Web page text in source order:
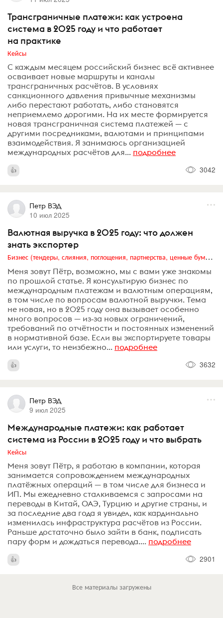
Трансграничные платежи: как устроена
система в 2025 году и что работает
на практике
Кейсы
С каждым месяцем российский бизнес всё активнее
осваивает новые маршруты и каналы
трансграничных расчётов. В условиях
санкционного давления привычные механизмы
либо перестают работать, либо становятся
неприемлемо дорогими. На их месте формируется
новая трансграничная система платежей — с
другими посредниками, валютами и принципами
взаимодействия. Я занимаюсь организацией
международных расчётов для... подробнее
3042
Петр ВЭД
10 июл 2025
Валютная выручка в 2025 году: что должен
знать экспортер
Бизнес (тендеры, слияния, поглощения, партнерства, ценные бумаги, акционеры, финансы и отчетность)
Меня зовут Пётр, возможно, мы с вами уже знакомы
по прошлой статье. Я консультирую бизнес по
международным платежам и валютным операциям,
в том числе по вопросам валютной выручки. Тема
не новая, но в 2025 году она вызывает особенно
много вопросов — из‑за новых ограничений,
требований по отчётности и постоянных изменений
в нормативной базе. Если вы экспортируете товары
или услуги, то неизбежно... подробнее
3632
Петр ВЭД
9 июл 2025
Международные платежи: как работает
система из России в 2025 году и что выбрать
Кейсы
Меня зовут Пётр, я работаю в компании, которая
занимается сопровождением международных
платёжных операций — в том числе для бизнеса и
ИП. Мы ежедневно сталкиваемся с запросами на
переводы в Китай, ОАЭ, Турцию и другие страны, и
за последние два года я увидел, как кардинально
изменилась инфраструктура расчётов из России.
Раньше достаточно было зайти в банк, подписать
пару форм и дождаться перевода.... подробнее
2901
Все материалы загружены